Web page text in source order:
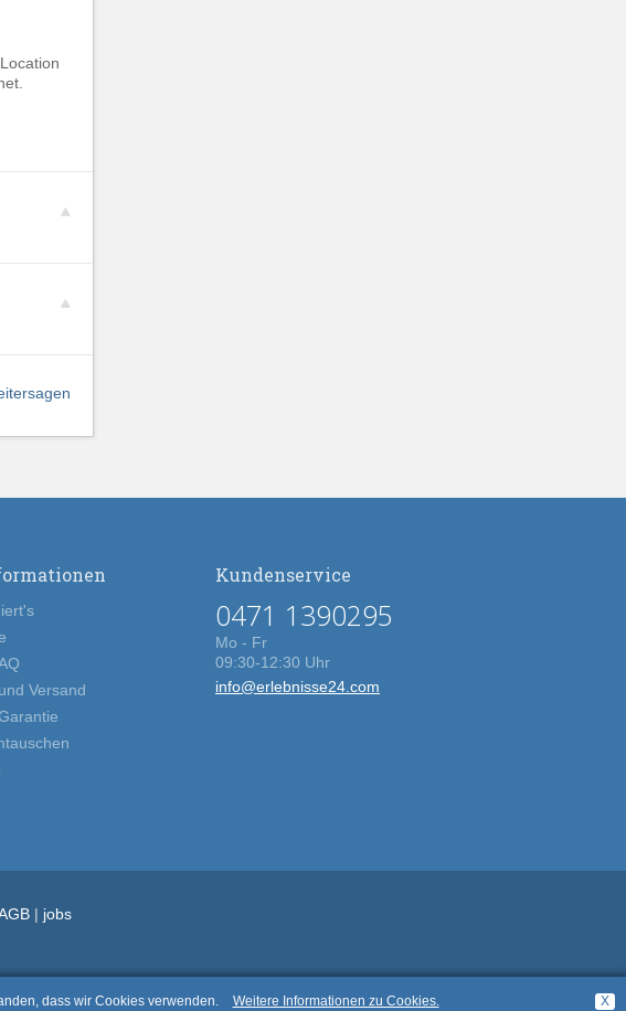
Versand
Kundenservice
0471 1390295
Mo - Fr
09:30-12:30 Uhr
info@erlebnisse24.com
| jobs
X
dass wir Cookies verwenden. Weitere Informationen zu Cookies.